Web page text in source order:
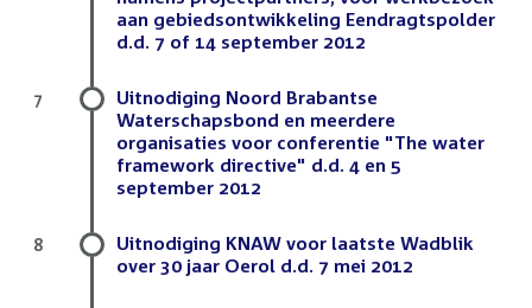
aan gebiedsontwikkeling Eendragtspolder
d.d. 7 of 14 september 2012
Uitnodiging Noord Brabantse
Waterschapsbond en meerdere
organisaties voor conferentie "The water
framework directive" d.d. 4 en 5
september 2012
7
Uitnodiging KNAW voor laatste Wadblik
over 30 jaar Oerol d.d. 7 mei 2012
8